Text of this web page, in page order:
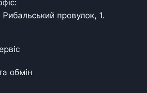
провулок, 1.
обмін